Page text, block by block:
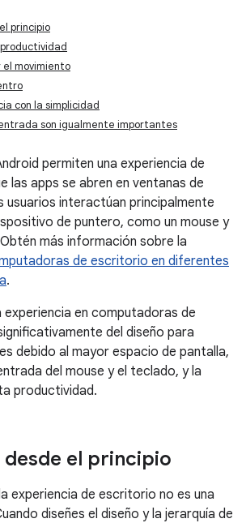
principio
el movimiento
con la simplicidad
son igualmente importantes
permiten una experiencia de
las apps se abren en ventanas de
usuarios interactúan principalmente
de puntero, como un mouse y
más información sobre la
de escritorio en diferentes
.
experiencia en computadoras de
del diseño para
debido al mayor espacio de pantalla,
del mouse y el teclado, y la
productividad.
el principio
experiencia de escritorio no es una
diseñes el diseño y la jerarquía de